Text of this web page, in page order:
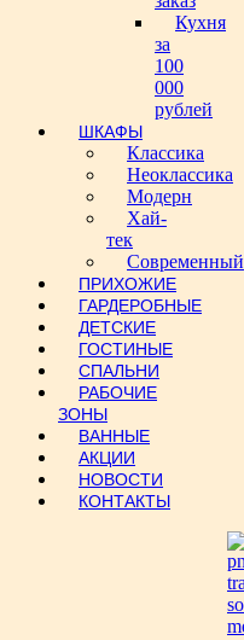
Кухня
за
100
000
рублей
ШКАФЫ
Классика
Неоклассика
Модерн
Хай-
тек
Современный
ПРИХОЖИЕ
ГАРДЕРОБНЫЕ
ДЕТСКИЕ
ГОСТИНЫЕ
СПАЛЬНИ
РАБОЧИЕ
ЗОНЫ
ВАННЫЕ
АКЦИИ
НОВОСТИ
КОНТАКТЫ